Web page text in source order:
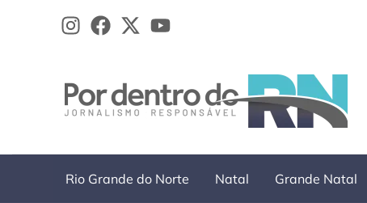
Rio Grande do Norte Natal Grande Natal